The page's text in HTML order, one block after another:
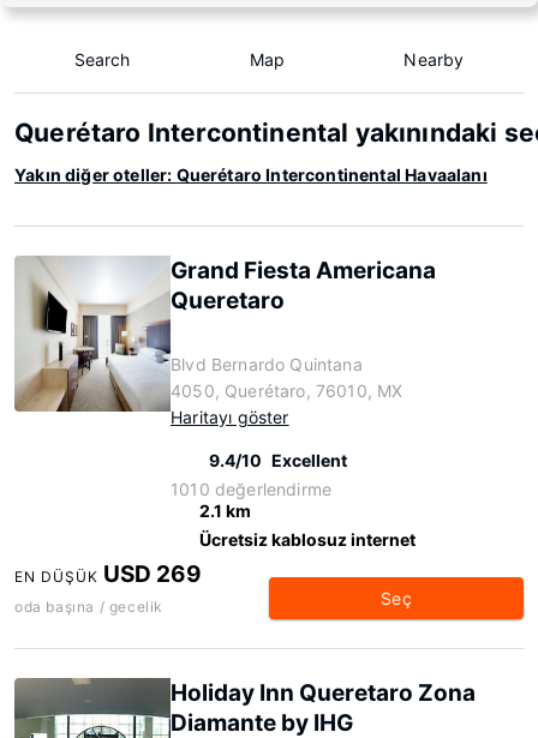
Search Map Nearby
Querétaro Intercontinental yakınındaki
Yakın diğer oteller: Querétaro Intercontinental Havaalanı
Grand Fiesta Americana
Queretaro
Blvd Bernardo Quintana
4050, Querétaro, 76010, MX
Haritayı göster
9.4/10 Excellent
1010 değerlendirme
2.1 km
Ücretsiz kablosuz internet
EN DÜŞÜK USD 269
oda başına / gecelik Seç
Holiday Inn Queretaro Zona
Diamante by IHG